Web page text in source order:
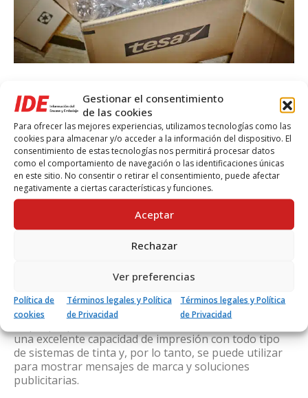
Gestionar el consentimiento
de las cookies
Para ofrecer las mejores experiencias, utilizamos tecnologías como las
cookies para almacenar y/o acceder a la información del dispositivo. El
consentimiento de estas tecnologías nos permitirá procesar datos
como el comportamiento de navegación o las identificaciones únicas
en este sitio. No consentir o retirar el consentimiento, puede afectar
negativamente a ciertas características y funciones.
Aceptar
Rechazar
Ver preferencias
Política de
cookies
Términos legales y Política
de Privacidad
Términos legales y Política
de Privacidad
Principales usos de la cinta de
embalaje de PET reciclado
60412
La cinta de embalaje de PET reciclado tesa® 60412 es
la solución ideal para embalajes de peso medio y
ligero de hasta 30 kg. Tiene un soporte fuerte y
resistente a la abrasión y un adhesivo acrílico sensible
a la presión muy consistente. Esta combinación de
materiales garantiza una excelente adherencia sobre
cartón reciclado y un desbobinado silencioso.
tesa® 60412: la cinta de embalaje de PET reciclado es
adecuada para dispensadores manuales y
automáticos. Tiene una alta resistencia a la tracción y
un rendimiento al mismo nivel que las cintas de PVC o
una excelente capacidad de impresión con todo tipo
de sistemas de tinta y, por lo tanto, se puede utilizar
para mostrar mensajes de marca y soluciones
publicitarias.